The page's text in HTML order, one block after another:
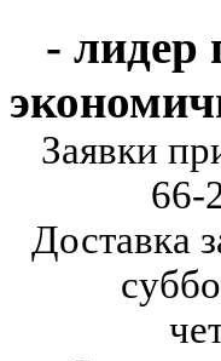
-
Заявки
66-
Доставка